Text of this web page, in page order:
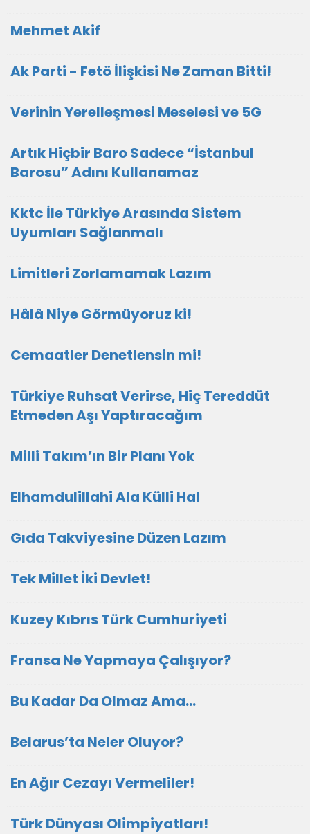
Mehmet Akif
Ak Parti - Fetö İlişkisi Ne Zaman Bitti!
Verinin Yerelleşmesi Meselesi ve 5G
Artık Hiçbir Baro Sadece “İstanbul
Barosu” Adını Kullanamaz
Kktc İle Türkiye Arasında Sistem
Uyumları Sağlanmalı
Limitleri Zorlamamak Lazım
Hâlâ Niye Görmüyoruz ki!
Cemaatler Denetlensin mi!
Türkiye Ruhsat Verirse, Hiç Tereddüt
Etmeden Aşı Yaptıracağım
Milli Takım’ın Bir Planı Yok
Elhamdulillahi Ala Külli Hal
Gıda Takviyesine Düzen Lazım
Tek Millet İki Devlet!
Kuzey Kıbrıs Türk Cumhuriyeti
Fransa Ne Yapmaya Çalışıyor?
Bu Kadar Da Olmaz Ama…
Belarus’ta Neler Oluyor?
En Ağır Cezayı Vermeliler!
Türk Dünyası Olimpiyatları!